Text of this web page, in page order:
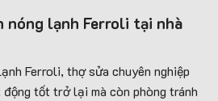
nóng lạnh Ferroli tại nhà
Ferroli, thợ sửa chuyên nghiệp
tốt trở lại mà còn phòng tránh